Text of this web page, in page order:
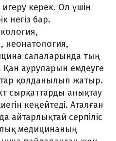
керек. Ол үшін
негіз бар.
неонатология,
салаларында тың
ауруларын емдеуге
қолданылып жатыр.
сырқаттарды анықтау
кеңейтеді. Аталған
айтарлықтай серпіліс
медицинаның